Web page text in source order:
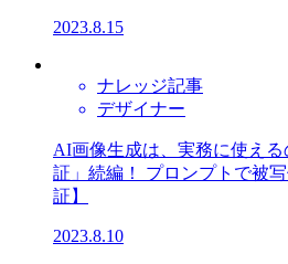
2023.8.15
ナレッジ記事
デザイナー
AI画像生成は、実務に使え
証」続編！ プロンプトで被
証】​
2023.8.10